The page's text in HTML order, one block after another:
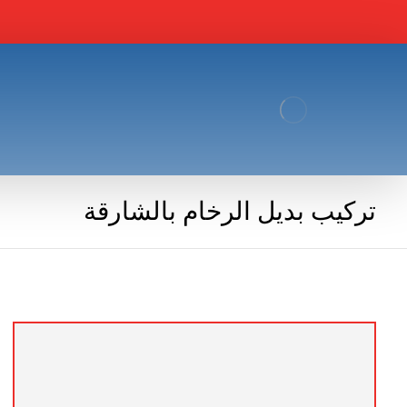
تركيب بديل الرخام بالشارقة